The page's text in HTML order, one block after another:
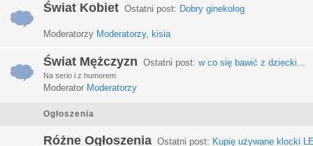
Świat Kobiet Ostatni post: Dobry ginekolog
Moderatorzy Moderatorzy, kisia
Świat Mężczyzn Ostatni post: w co się bawić z dziecki...
Na serio i z humorem
Moderator Moderatorzy
Ogłoszenia
Różne Ogłoszenia Ostatni post: Kupię używane klocki